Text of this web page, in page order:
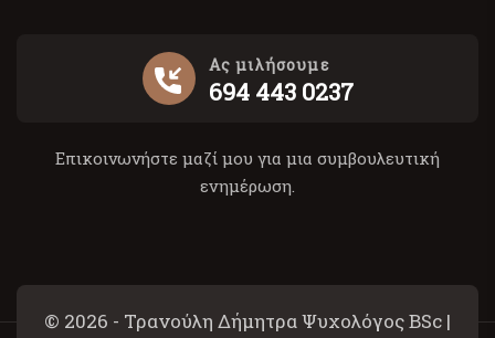
Ας μιλήσουμε
694 443 0237
Επικοινωνήστε μαζί μου για μια συμβουλευτική
ενημέρωση.
© 2026 - Τρανούλη Δήμητρα Ψυχολόγος BSc |